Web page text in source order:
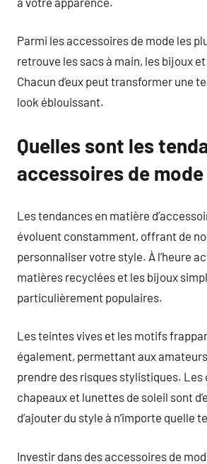
Parmi les accessoires de mode les
retrouve les sacs à main, les bijoux
Chacun d’eux peut transformer une
look éblouissant.
Quelles sont les
accessoires de mode
Les tendances en matière
évoluent constamment, offrant de
personnaliser votre style. À l’heure
matières recyclées et les bijoux
particulièrement populaires.
Les teintes vives et les motifs
également, permettant aux
prendre des risques stylistiques. Les
chapeaux et lunettes de soleil sont
d’ajouter du style à n’importe quelle
Investir dans des accessoires de